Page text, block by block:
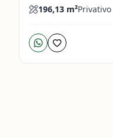
196,13 m²Privativo